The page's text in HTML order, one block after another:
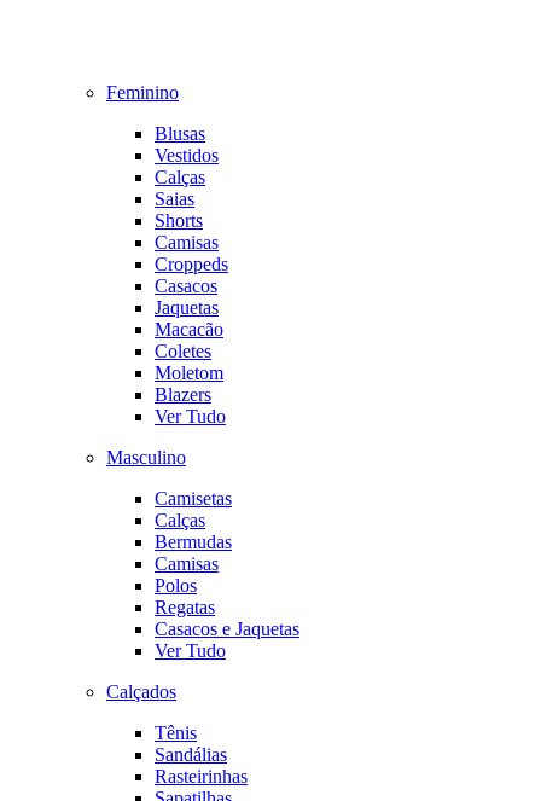
Feminino
Blusas
Vestidos
Calças
Saias
Shorts
Camisas
Croppeds
Casacos
Jaquetas
Macacão
Coletes
Moletom
Blazers
Ver Tudo
Masculino
Camisetas
Calças
Bermudas
Camisas
Polos
Regatas
Casacos e Jaquetas
Ver Tudo
Calçados
Tênis
Sandálias
Rasteirinhas